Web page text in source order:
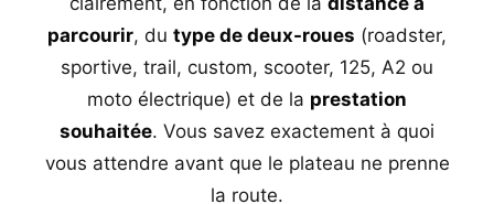
parcourir, du type de deux-roues (roadster,
sportive, trail, custom, scooter, 125, A2 ou
moto électrique) et de la prestation
souhaitée. Vous savez exactement à quoi
vous attendre avant que le plateau ne prenne
la route.